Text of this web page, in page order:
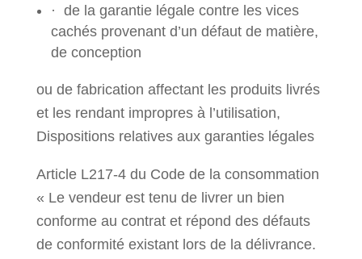
· de la garantie légale contre les vices
cachés provenant d’un défaut de matière,
de conception
ou de fabrication affectant les produits livrés
et les rendant impropres à l’utilisation,
Dispositions relatives aux garanties légales
Article L217-4 du Code de la consommation
« Le vendeur est tenu de livrer un bien
conforme au contrat et répond des défauts
de conformité existant lors de la délivrance.